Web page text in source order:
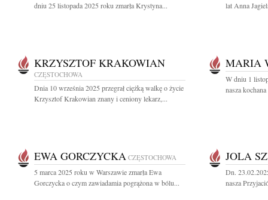
dniu 25 listopada 2025 roku zmarła Krystyna...
lat Anna
KRZYSZTOF KRAKOWIAN
CZĘSTOCHOWA
Dnia 10 września 2025 przegrał ciężką walkę o życie
Krzysztof Krakowian znany i ceniony lekarz,...
MARIA
W dniu 1
nasza
EWA GORCZYCKA CZĘSTOCHOWA
5 marca 2025 roku w Warszawie zmarła Ewa
Gorczycka o czym zawiadamia pogrążona w bólu...
JOLA
Dn.
nasza